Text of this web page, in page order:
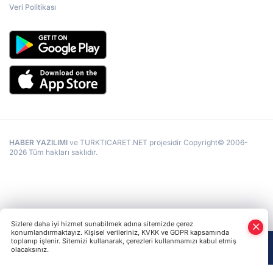
Veri Politikası
HABER YAZILIMI ve TURKTICARET.NET projesidir Copyright© 2006-
2026 Tüm hakları saklıdır.
Sizlere daha iyi hizmet sunabilmek adına sitemizde çerez
konumlandırmaktayız. Kişisel verileriniz, KVKK ve GDPR kapsamında
toplanıp işlenir. Sitemizi kullanarak, çerezleri kullanmamızı kabul etmiş
olacaksınız.